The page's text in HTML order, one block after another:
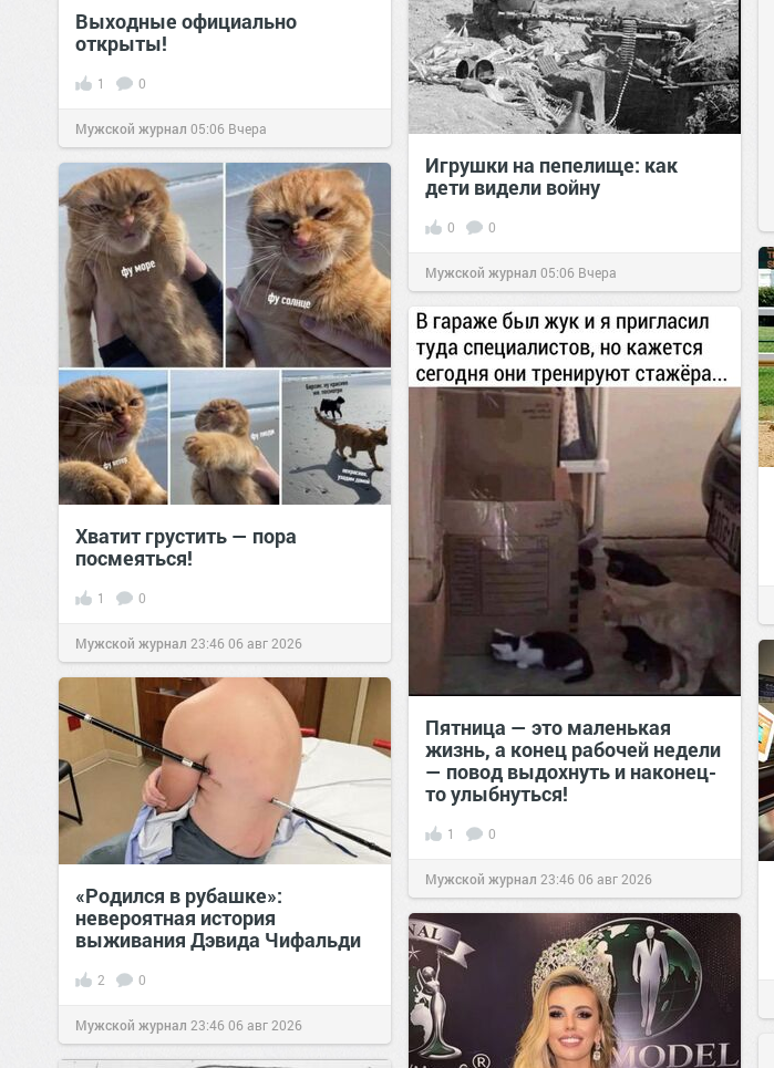
Выходные официально
открыты!
1 0
Мужской журнал 05:06 Вчера
Игрушки на пепелище: как
дети видели войну
0 0
Мужской журнал 05:06 Вчера
Хватит грустить — пора
посмеяться!
1 0
Мужской журнал 23:4606 авг 2026
Пятница — это маленькая
жизнь, а конец рабочей недели
— повод выдохнуть и наконец-
то улыбнуться!
1 0
Мужской журнал 23:4606 авг 2026
«Родился в рубашке»:
невероятная история
выживания Дэвида Чифальди
2 0
Мужской журнал 23:4606 авг 2026